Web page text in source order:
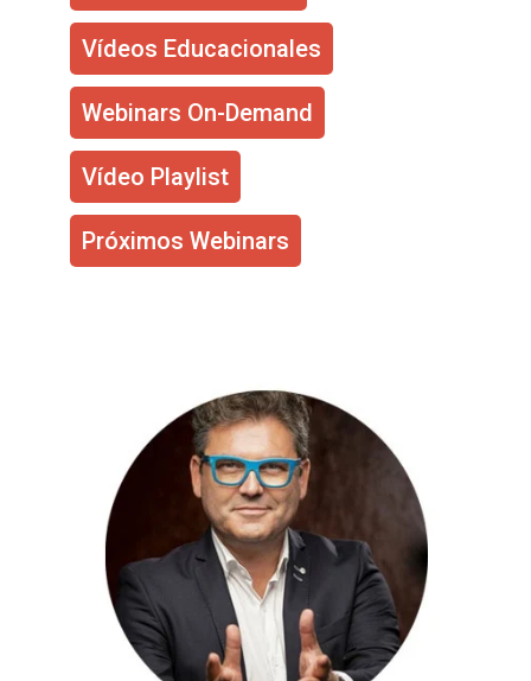
Vídeos Educacionales
Webinars On-Demand
Vídeo Playlist
Próximos Webinars